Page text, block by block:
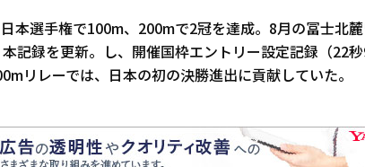
本選手権で100m、200mで2冠を達成。8月の冨士北
記録を更新。し、開催国枠エントリー設定記録（22
リレーでは、日本の初の決勝進出に貢献していた。